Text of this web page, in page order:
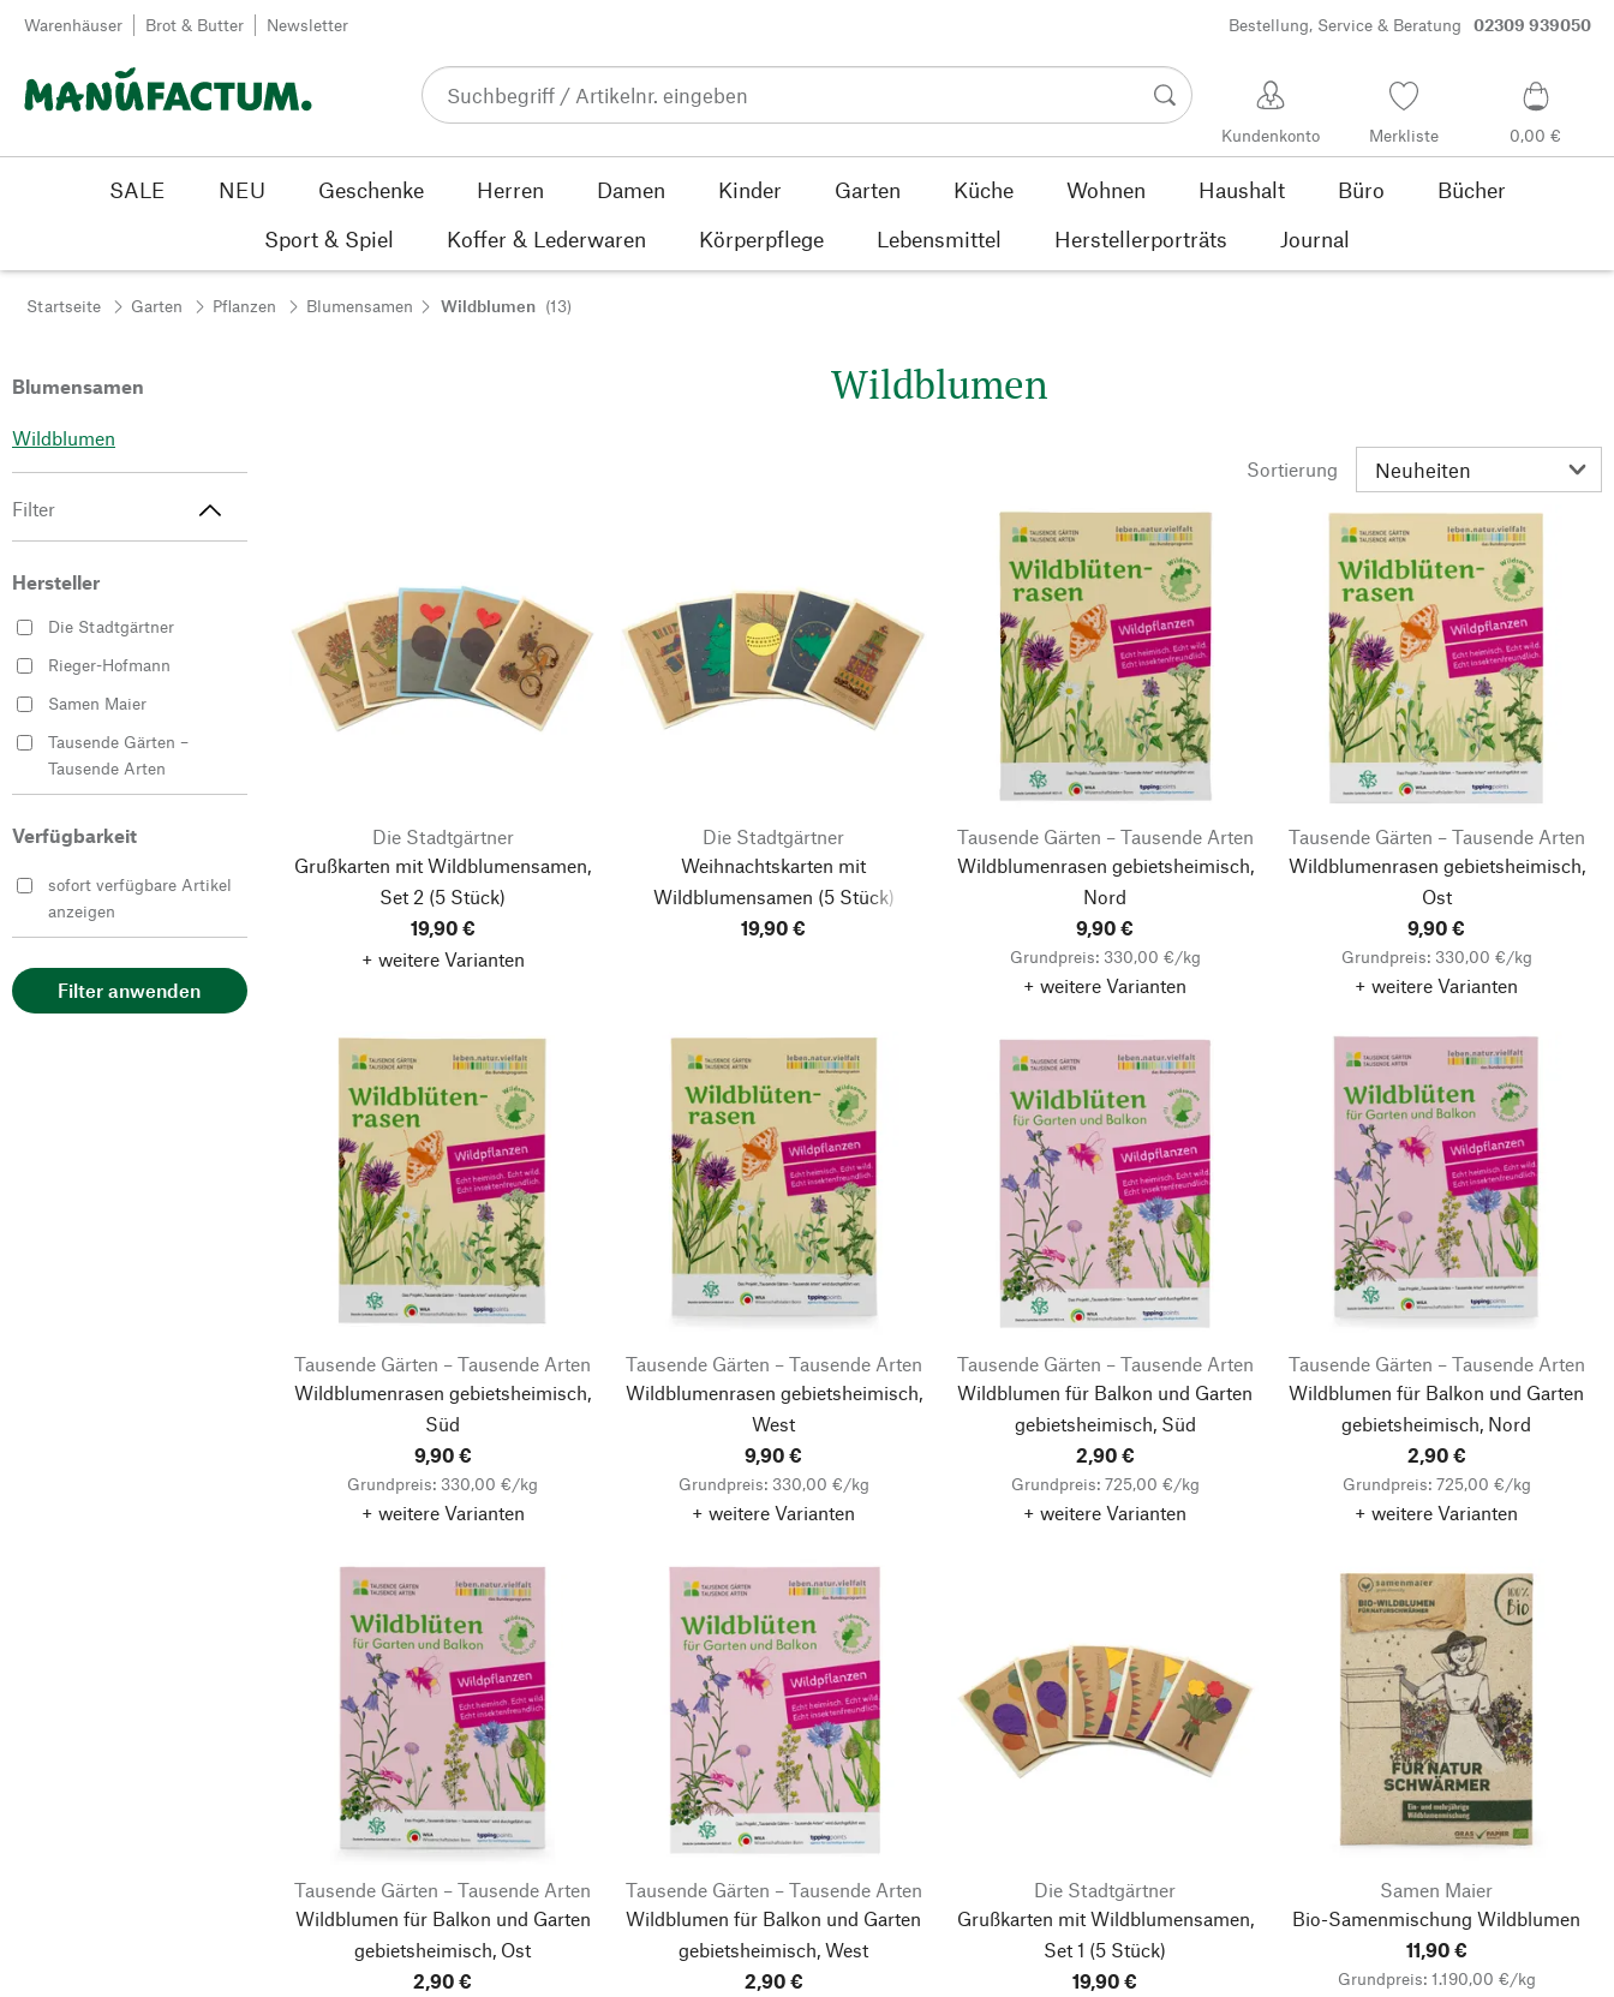
Zum Inhalt springen
Warenhäuser Brot & Butter Newsletter Bestellung, Service & Beratung 02309 939050
Kundenkonto Merkliste 0,00 €
SALE NEU Geschenke Herren Damen Kinder Garten Küche Wohnen Haushalt Büro
Bücher
Sport & Spiel
Koffer & Lederwaren Körperpflege Lebensmittel Herstellerporträts Journal
Startseite Garten Pflanzen Blumensamen Wildblumen (13)
Blumensamen
Wildblumen
Filter
Hersteller
Die Stadtgärtner
Rieger-Hofmann
Samen Maier
Tausende Gärten –
Tausende Arten
Verfügbarkeit
sofort verfügbare Artikel
anzeigen
Filter anwenden
Wildblumen
Sortierung
Die Stadtgärtner
Grußkarten mit Wildblumensamen,
Set 2 (5 Stück)
19,90 €
+ weitere Varianten
Die Stadtgärtner
Weihnachtskarten mit
Wildblumensamen (5 Stück)
19,90 €
Tausende Gärten – Tausende Arten
Wildblumenrasen gebietsheimisch,
Nord
9,90 €
Grundpreis: 330,00 €/kg
+ weitere Varianten
Tausende Gärten – Tausende Arten
Wildblumenrasen gebietsheimisch,
Ost
9,90 €
Grundpreis: 330,00 €/kg
+ weitere Varianten
Tausende Gärten – Tausende Arten
Wildblumenrasen gebietsheimisch,
Süd
9,90 €
Grundpreis: 330,00 €/kg
+ weitere Varianten
Tausende Gärten – Tausende Arten
Wildblumenrasen gebietsheimisch,
West
9,90 €
Grundpreis: 330,00 €/kg
+ weitere Varianten
Tausende Gärten – Tausende Arten
Wildblumen für Balkon und Garten
gebietsheimisch, Süd
2,90 €
Grundpreis: 725,00 €/kg
+ weitere Varianten
Tausende Gärten – Tausende Arten
Wildblumen für Balkon und Garten
gebietsheimisch, Nord
2,90 €
Grundpreis: 725,00 €/kg
+ weitere Varianten
Tausende Gärten – Tausende Arten
Wildblumen für Balkon und Garten
gebietsheimisch, Ost
2,90 €
Tausende Gärten – Tausende Arten
Wildblumen für Balkon und Garten
gebietsheimisch, West
2,90 €
Die Stadtgärtner
Grußkarten mit Wildblumensamen,
Set 1 (5 Stück)
19,90 €
Samen Maier
Bio-Samenmischung Wildblumen
11,90 €
Grundpreis: 1.190,00 €/kg